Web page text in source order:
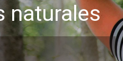
naturales